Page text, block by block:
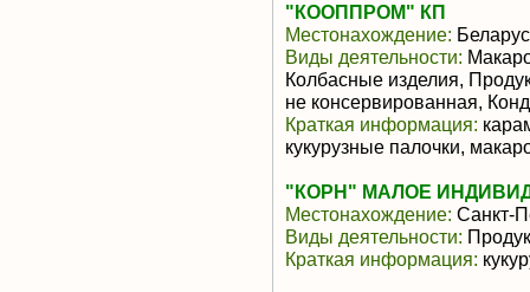
"КООППРОМ" КП
Местонахождение:
Виды деятельности:
Колбасные изделия,
не консервированная,
Краткая информация:
кукурузные палочки,
"КОРН" МАЛОЕ
Местонахождение: Санкт-
Виды деятельности:
Краткая информация: